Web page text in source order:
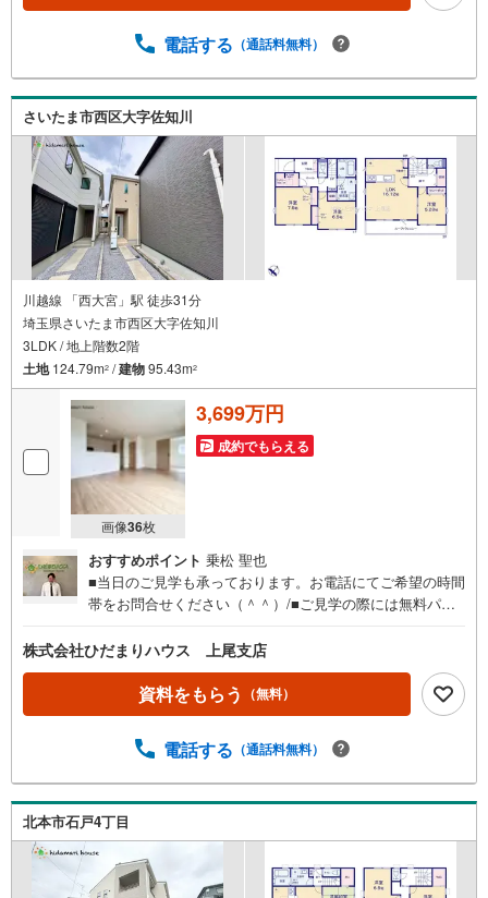
えます。■大きな買い物だからこそ、一つひとつ納得しなが
とも、十分理解した上でご選択できます☆彡■現在、車のロ
ださい。■低金利の今だからこそ、住宅ローン審査が緩やか
な傾向にあります。
電話する （通話料無料）
さいたま市西区大字佐知川
川越線 「西大宮」駅 徒歩31分
埼玉県さいたま市西区大字佐知川
3LDK / 地上階数2階
土地124.79m2 /建物95.43m2
画像36枚
3,699万円
成約でもらえる
おすすめポイント 乗松 聖也
■当日のご見学も承っております。お電話にてご希望の時間
帯をお問合せください（＾＾）/■ご見学の際には無料パン
がらご見学できます☆彡■ご来店いただく際は、お客様駐車
場が店舗敷地内にございますので、お気軽にお越しくださ
い♪■現地待ち合わせ～現地解散でのお問合せは、ご指定の
時間帯に当社スタッフが向かいます。■「今週の土日に見て
（＾＾）/当日にお待たせすることなくスムーズにご見学で
い。お電話にて直接お問合せいただいてもご予約できます
☆彡■住宅ローン相談も承っております■■大きな買い物だ
からこそ、一つひとつ納得しながらマイホーム探しを進め
ていけます。■銀行選びや金利のことも、十分理解した上で
ご選択できます☆彡■現在、車のローンやキャッシングなど
株式会社ひだまりハウス 上尾支店
資料をもらう （無料）
電話する （通話料無料）
北本市石戸4丁目